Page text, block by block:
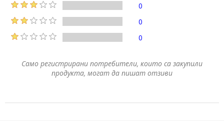
0
0
0
Само регистрирани потребители, които са закупили
продукта, могат да пишат отзиви